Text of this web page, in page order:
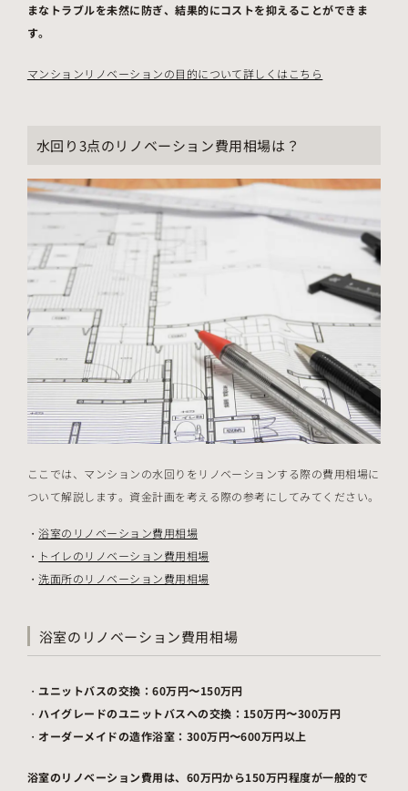
まなトラブルを未然に防ぎ、結果的にコストを抑えることができま
す。
マンションリノベーションの目的について詳しくはこちら
水回り3点のリノベーション費用相場は？
ここでは、マンションの水回りをリノベーションする際の費用相場に
ついて解説します。資金計画を考える際の参考にしてみてください。
浴室のリノベーション費用相場
トイレのリノベーション費用相場
洗面所のリノベーション費用相場
浴室のリノベーション費用相場
ユニットバスの交換：60万円〜150万円
ハイグレードのユニットバスへの交換：150万円〜300万円
オーダーメイドの造作浴室：300万円〜600万円以上
浴室のリノベーション費用は、60万円から150万円程度が一般的で